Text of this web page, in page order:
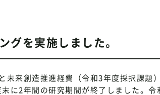
を実施しました。
未来創造推進経費（令和3年度採択課題
に2年間の研究期間が終了しました。令